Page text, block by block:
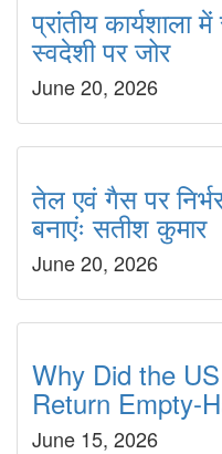
प्रांतीय कार्यशाला
स्वदेशी पर जोर
June 20, 2026
तेल एवं गैस पर
बनाएंः सतीश कुमार
June 20, 2026
Why Did the
Return Empty-
June 15, 2026